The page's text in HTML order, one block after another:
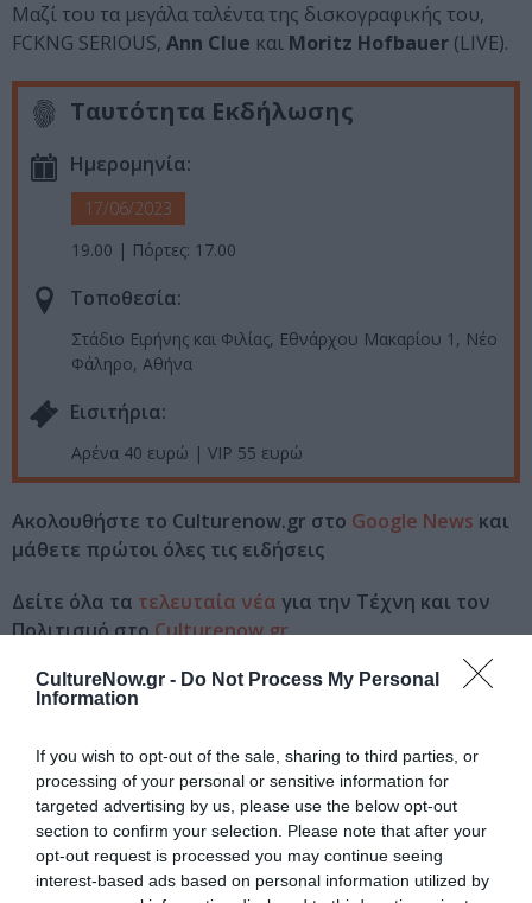
CultureNow.gr - Do Not Process My Personal
Information
If you wish to opt-out of the sale, sharing to third parties, or
processing of your personal or sensitive information for
targeted advertising by us, please use the below opt-out
section to confirm your selection. Please note that after your
opt-out request is processed you may continue seeing
interest-based ads based on personal information utilized by
Μαζί του τα μεγάλα ταλέντα της δισκογραφικής του,
FCKNG SERIOUS, Ann Clue και Moritz Hofbauer (LIVE).
Ταυτότητα Εκδήλωσης
Ημερομηνία:
17/06/2023
19.00 | Πόρτες: 17.00
Τοποθεσία:
Στάδιο Ειρήνης και Φιλίας, Εθνάρχου Μακαρίου 1, Νέο
Φάληρο, Αθήνα
Eισιτήρια:
Αρένα 40 ευρώ | VIP 55 ευρώ
Ακολουθήστε το Culturenow.gr στο Google News και
μάθετε πρώτοι όλες τις ειδήσεις
Δείτε όλα τα τελευταία νέα για την Τέχνη και τον
Πολιτισμό στοCulturenow.gr
Νέοι Διαγωνισμοί❯
Tags
ΗΛΕΚΤΡΟΝΙΚΗ - ΠΕΙΡΑΜΑΤΙΚΗ
ΚΑΛΟΚΑΙΡΙΝΕΣ ΣΥΝΑΥΛΙΕΣ
ΣΥΝΑΥΛΙΕΣ 2023